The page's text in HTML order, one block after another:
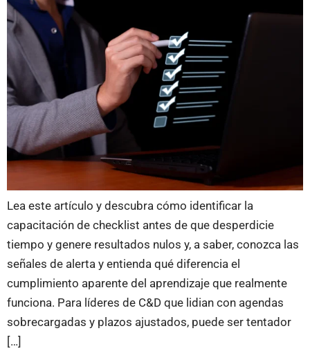
Lea este artículo y descubra cómo identificar la
capacitación de checklist antes de que desperdicie
tiempo y genere resultados nulos y, a saber, conozca las
señales de alerta y entienda qué diferencia el
cumplimiento aparente del aprendizaje que realmente
funciona. Para líderes de C&D que lidian con agendas
sobrecargadas y plazos ajustados, puede ser tentador
[…]